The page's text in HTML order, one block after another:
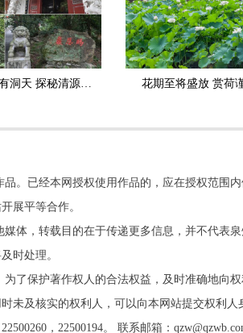
文化名胜荟萃，别有洞天 探秘清源山三十六岩洞 花期至将盛放 赏荷
。已经本网授权使用作品的，应在授权范围
展平等合作。
体，转载目的在于传递更多信息，并不代表
时处理。
了保护著作权人的合法权益，及时准确地向
未及核实的权利人，可以向本网站提交权利
，22500194。 联系邮箱：